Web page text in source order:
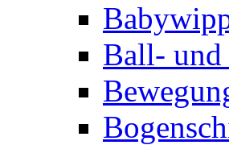
Ball- und